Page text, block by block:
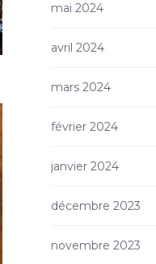
mai 2024
avril 2024
mars 2024
février 2024
janvier 2024
décembre 2023
novembre 2023